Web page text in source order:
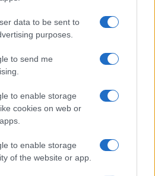
data to be sent to
purposes.
to send me
to enable storage
cookies on web or
to enable storage
of the website or app.
architettura e